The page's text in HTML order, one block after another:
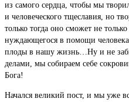
из самого сердца, чтобы мы
и человеческого тщеславия, но
только тогда оно сможет не
нуждающегося в помощи
плоды в нашу жизнь…Ну и не
делами, мы собираем себе
Бога!
Начался великий пост, и мы уже